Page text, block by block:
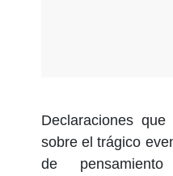
Declaraciones
sobre el trágico
de